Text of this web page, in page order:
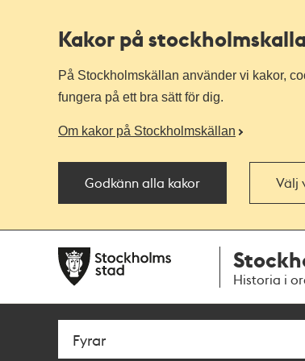
Kakor på
På Stockholmskällan använder vi kakor,
fungera på ett bra sätt för dig.
Om kakor på Stockholmskällan
Godkänn alla kakor Välj
navigationen
huvudinnehållet
Historia i
Sök